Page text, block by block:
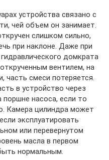
устройства связано с
чей объем он занимает.
слишком сильно,
при наклоне. Даже при
домкрата
вентилем, на
часть смеси потеряется.
в устройство через
поршне насоса, если то
Камера цилиндра может
эксплуатировать
или перевернутом
масла в первом
нормальным.